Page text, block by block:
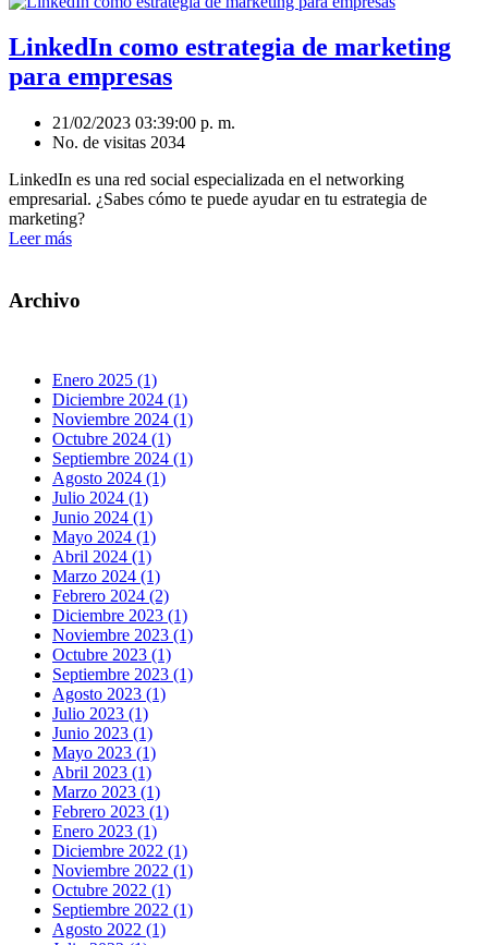
LinkedIn como estrategia de marketing
para empresas
21/02/2023 03:39:00 p. m.
No. de visitas 2034
LinkedIn es una red social especializada en el networking
empresarial. ¿Sabes cómo te puede ayudar en tu estrategia de
marketing?
Leer más
Archivo
Enero 2025 (1)
Diciembre 2024 (1)
Noviembre 2024 (1)
Octubre 2024 (1)
Septiembre 2024 (1)
Agosto 2024 (1)
Julio 2024 (1)
Junio 2024 (1)
Mayo 2024 (1)
Abril 2024 (1)
Marzo 2024 (1)
Febrero 2024 (2)
Diciembre 2023 (1)
Noviembre 2023 (1)
Octubre 2023 (1)
Septiembre 2023 (1)
Agosto 2023 (1)
Julio 2023 (1)
Junio 2023 (1)
Mayo 2023 (1)
Abril 2023 (1)
Marzo 2023 (1)
Febrero 2023 (1)
Enero 2023 (1)
Diciembre 2022 (1)
Noviembre 2022 (1)
Octubre 2022 (1)
Septiembre 2022 (1)
Agosto 2022 (1)